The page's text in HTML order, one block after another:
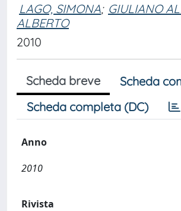
LAGO, SIMONA; GIULIANO
ALBERTO
2010
Scheda breve
Scheda
Scheda completa (DC)
Anno
2010
Rivista